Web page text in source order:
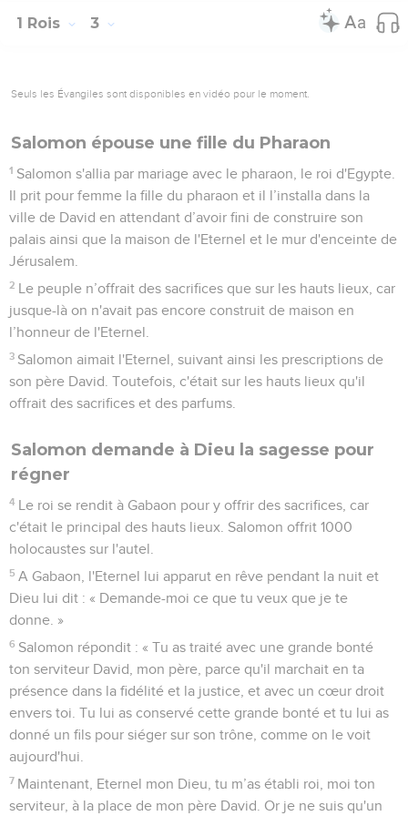
1 Rois 3
Seuls les Évangiles sont disponibles en vidéo pour le moment.
Salomon épouse une fille du Pharaon
1 Salomon s'allia par mariage avec le pharaon, le roi d'Egypte.
Il prit pour femme la fille du pharaon et il l’installa dans la
ville de David en attendant d’avoir fini de construire son
palais ainsi que la maison de l'Eternel et le mur d'enceinte de
Jérusalem.
2 Le peuple n’offrait des sacrifices que sur les hauts lieux, car
jusque-là on n'avait pas encore construit de maison en
l’honneur de l'Eternel.
3 Salomon aimait l'Eternel, suivant ainsi les prescriptions de
son père David. Toutefois, c'était sur les hauts lieux qu'il
offrait des sacrifices et des parfums.
Salomon demande à Dieu la sagesse pour
régner
4 Le roi se rendit à Gabaon pour y offrir des sacrifices, car
c'était le principal des hauts lieux. Salomon offrit 1000
holocaustes sur l'autel.
5 A Gabaon, l'Eternel lui apparut en rêve pendant la nuit et
Dieu lui dit : « Demande-moi ce que tu veux que je te
donne. »
6 Salomon répondit : « Tu as traité avec une grande bonté
ton serviteur David, mon père, parce qu'il marchait en ta
présence dans la fidélité et la justice, et avec un cœur droit
envers toi. Tu lui as conservé cette grande bonté et tu lui as
donné un fils pour siéger sur son trône, comme on le voit
aujourd'hui.
7 Maintenant, Eternel mon Dieu, tu m’as établi roi, moi ton
serviteur, à la place de mon père David. Or je ne suis qu'un